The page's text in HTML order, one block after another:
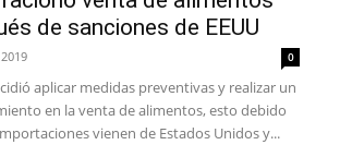
de sanciones de EEUU
0
aplicar medidas preventivas y realizar un
en la venta de alimentos, esto debido
vienen de Estados Unidos y...